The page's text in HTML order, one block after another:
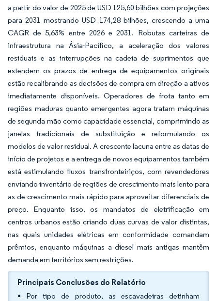
a partir do valor de 2025 de USD 125,60 bilhões com projeções
para 2031 mostrando USD 174,28 bilhões, crescendo a uma
CAGR de 5,63% entre 2026 e 2031. Robutas carteiras de
infraestrutura na Ásia-Pacífico, a aceleração dos valores
residuais e as interrupções na cadeia de suprimentos que
estendem os prazos de entrega de equipamentos originais
estão recalibrando as decisões de compra em direção a ativos
imediatamente disponíveis. Operadores de frota tanto em
regiões maduras quanto emergentes agora tratam máquinas
de segunda mão como capacidade essencial, comprimindo as
janelas tradicionais de substituição e reformulando os
modelos de valor residual. A crescente lacuna entre as datas de
início de projetos e a entrega de novos equipamentos também
está estimulando fluxos transfronteiriços, com revendedores
enviando inventário de regiões de crescimento mais lento para
as de crescimento mais rápido para aproveitar diferenciais de
preço. Enquanto isso, os mandatos de eletrificação em
centros urbanos estão criando duas curvas de valor distintas,
nas quais unidades elétricas em conformidade comandam
prêmios, enquanto máquinas a diesel mais antigas mantêm
demanda em territórios sem restrições.
Principais Conclusões do Relatório
Por tipo de produto, as escavadeiras detinham